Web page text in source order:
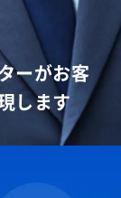
ーがお客
します